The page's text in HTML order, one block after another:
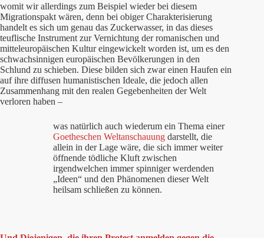
womit wir allerdings zum Beispiel wieder bei diesem
Migrationspakt wären, denn bei obiger Charakterisierung
handelt es sich um genau das Zuckerwasser, in das dieses
teuflische Instrument zur Vernichtung der romanischen und
mitteleuropäischen Kultur eingewickelt worden ist, um es den
schwachsinnigen europäischen Bevölkerungen in den
Schlund zu schieben. Diese bilden sich zwar einen Haufen ein
auf ihre diffusen humanistischen Ideale, die jedoch allen
Zusammenhang mit den realen Gegebenheiten der Welt
verloren haben –
was natürlich auch wiederum ein Thema einer
Goetheschen Weltanschauung darstellt, die
allein in der Lage wäre, die sich immer weiter
öffnende tödliche Kluft zwischen
irgendwelchen immer spinniger werdenden
„Ideen“ und den Phänomenen dieser Welt
heilsam schließen zu können.